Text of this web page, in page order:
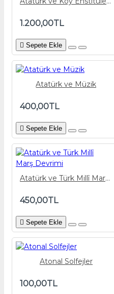
1.200,00TL
Sepete Ekle
Atatürk ve Müzik
400,00TL
Sepete Ekle
Atatürk ve Türk Millî Marş Devrimi
450,00TL
Sepete Ekle
Atonal Solfejler
100,00TL